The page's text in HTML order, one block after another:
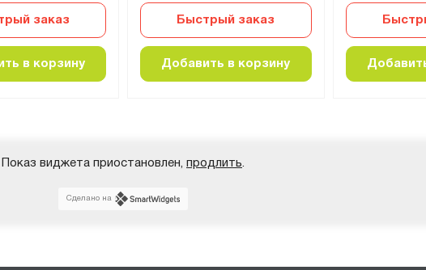
заказ
в корзину
Быстрый заказ
Добавить в корзину
Показ виджета приостановлен, продлить
Сделано на